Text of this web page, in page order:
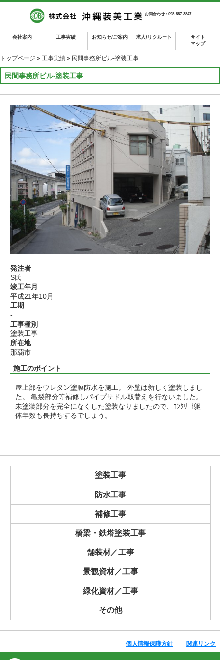
お問合わせ：098-887-3847
会社案内 工事実績 お知らせ/ご案内 求人/リクルート
サイト
マップ
トップページ » 工事実績 » 民間事務所ビル-塗装工事
民間事務所ビル-塗装工事
発注者
S氏
竣工年月
平成21年10月
工期
-
工事種別
塗装工事
所在地
那覇市
施工のポイント
屋上部をウレタン塗膜防水を施工。 外壁は新しく塗装しまし
た。 亀裂部分等補修しパイプサドル取替えを行ないました。
未塗装部分を完全になくした塗装なりましたので、ｺﾝｸﾘｰﾄ躯
体年数も長持ちするでしょう。
塗装工事
防水工事
補修工事
橋梁・鉄塔塗装工事
舗装材／工事
景観資材／工事
緑化資材／工事
その他
個人情報保護方針 関連リンク